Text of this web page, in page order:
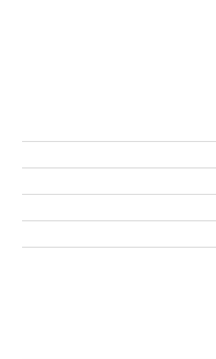
Ofertas
Manicure
Peluquería
Elige tu kit MARDA.CL
Pestañas